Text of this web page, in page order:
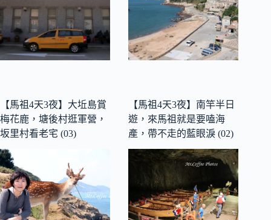
【馬祖4天3夜】大坵島賞
梅花鹿，塘後村逛軍營，
坂里村看老宅 (03)
【馬祖4天3夜】南竿半日
遊，來馬祖就是要嗑海
產，帶不走的藍眼淚 (02)